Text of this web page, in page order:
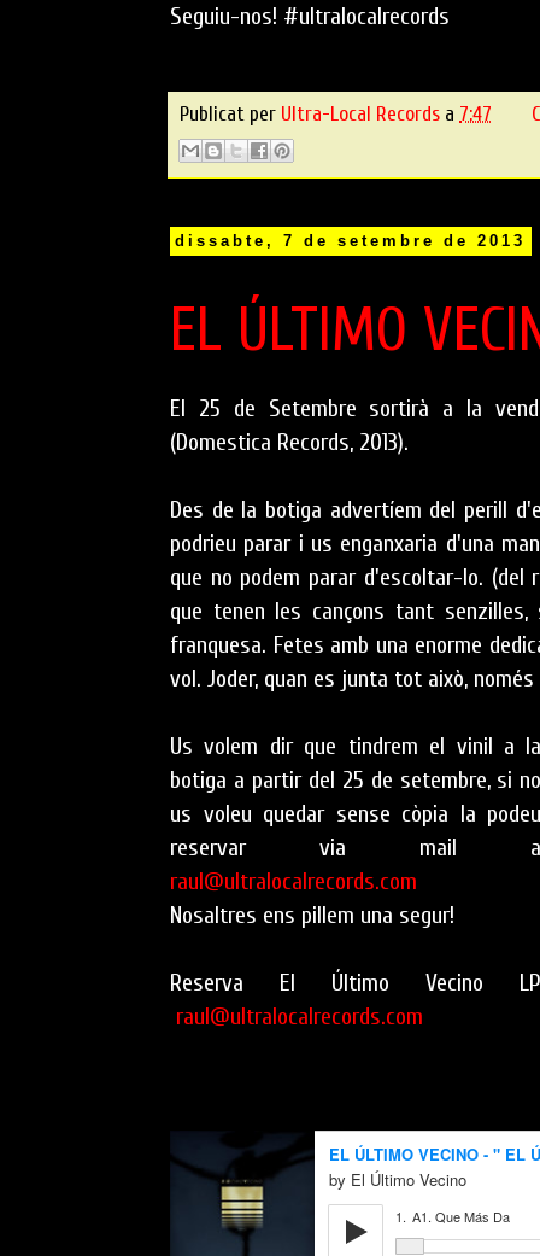
Seguiu-nos! #ultralocalrecords
Publicat per Ultra-Local Records a 7:47
dissabte, 7 de setembre de 2013
EL ÚLTIMO
El 25 de Setembre sortirà a la
(Domestica Records, 2013).
Des de la botiga advertíem del perill
podrieu parar i us enganxaria d'una
que no podem parar d'escoltar-lo. (del
que tenen les cançons tant
franquesa. Fetes amb una enorme
vol. Joder, quan es junta tot això,
Us volem dir que tindrem el vinil a
botiga a partir del 25 de setembre, si
us voleu quedar sense còpia la
reservar via mail
raul@ultralocalrecords.com
Nosaltres ens pillem una segur!
Reserva El Último Vecino
raul@ultralocalrecords.com